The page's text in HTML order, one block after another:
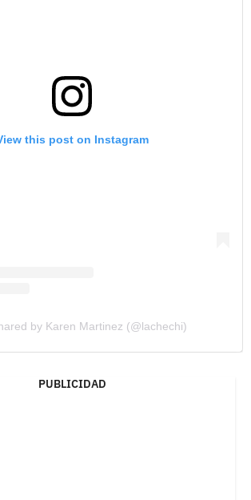
this post on Instagram
by Karen Martinez (@lachechi)
PUBLICIDAD